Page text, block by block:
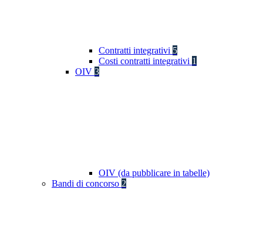
Contratti integrativi 5
Costi contratti integrativi 1
OIV 3
OIV (da pubblicare in tabelle)
Bandi di concorso 2